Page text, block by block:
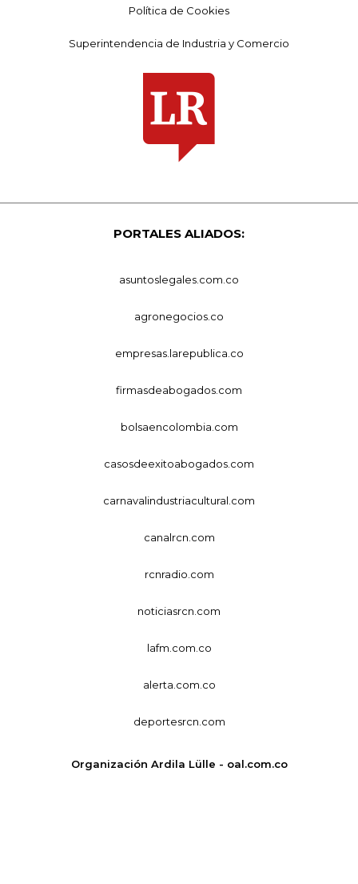
Política de Cookies
Superintendencia de Industria y Comercio
PORTALES ALIADOS:
asuntoslegales.com.co
agronegocios.co
empresas.larepublica.co
firmasdeabogados.com
bolsaencolombia.com
casosdeexitoabogados.com
carnavalindustriacultural.com
canalrcn.com
rcnradio.com
noticiasrcn.com
lafm.com.co
alerta.com.co
deportesrcn.com
Organización Ardila Lülle - oal.com.co